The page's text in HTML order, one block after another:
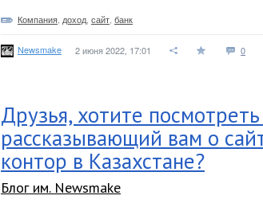
Компания доход сайт банк
Newsmake 2 июня 2022, 17:01 0
Друзья, хотите
рассказывающий вам о
контор в Казахстане?
Блог им. Newsmake